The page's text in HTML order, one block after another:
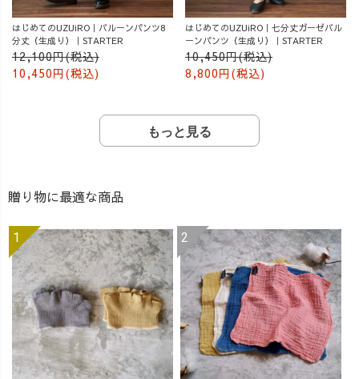
はじめてのUZUiRO｜バルーンパンツ8
分丈（生成り）｜STARTER
12,100円(税込)
10,450円(税込)
はじめてのUZUiRO｜七分丈ガーゼバル
ーンパンツ（生成り）｜STARTER
10,450円(税込)
8,800円(税込)
もっと見る
贈り物に最適な商品